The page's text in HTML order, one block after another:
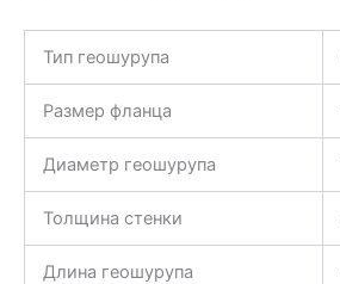
Тип геошурупа
Размер фланца
Диаметр геошурупа
Толщина стенки
Длина геошурупа